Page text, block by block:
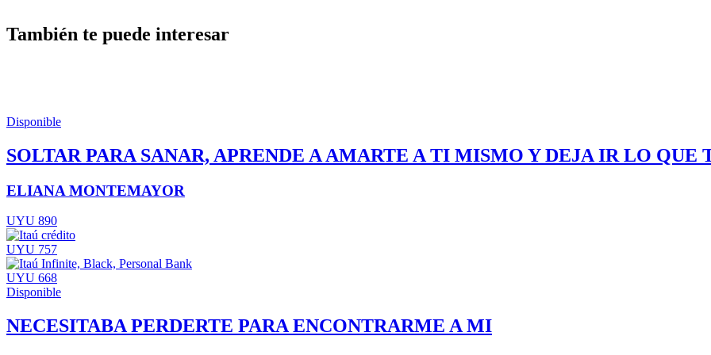
También te puede interesar
Disponible
SOLTAR PARA SANAR, APRENDE A AMARTE A TI MISMO Y DEJA IR LO QUE
ELIANA MONTEMAYOR
UYU 890
UYU 757
UYU 668
Disponible
NECESITABA PERDERTE PARA ENCONTRARME A MI